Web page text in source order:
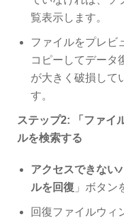
覧表示します。
ファイルをプレビ
コピーしてデータ
が大きく破損して
す。
ステップ2: 「 ファイ
ルを検索する
アクセスできない
ルを回復 」ボタン
回復ファイルウィ